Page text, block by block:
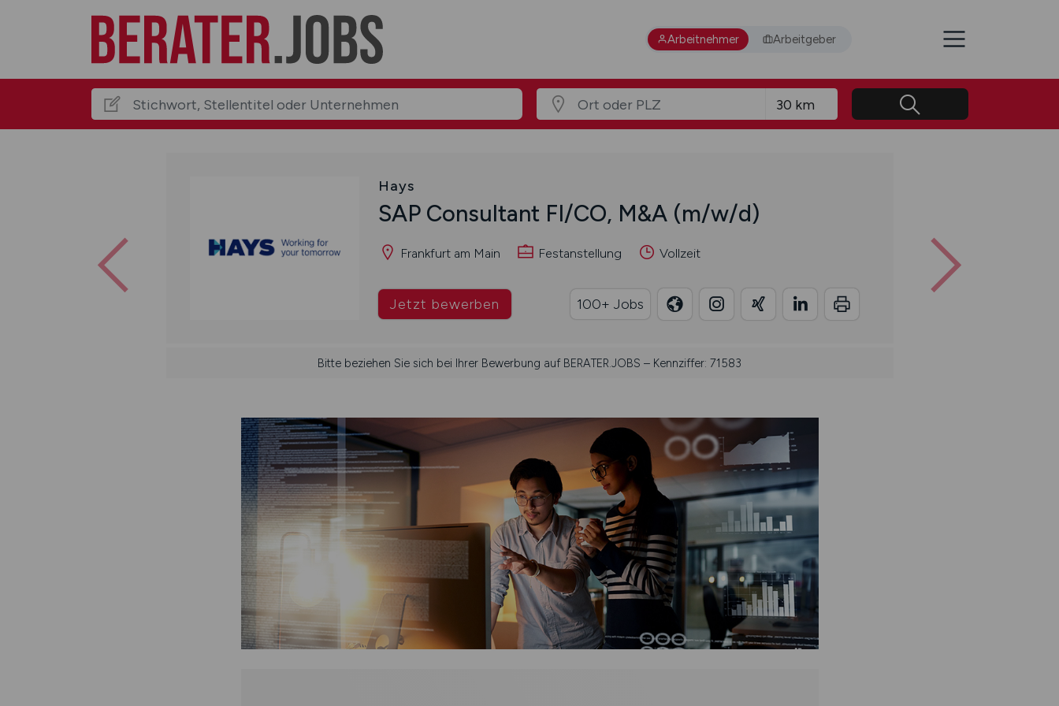
Arbeitnehmer Arbeitgeber
Hays
SAP Consultant FI/CO, M&A (m/w/d)
Frankfurt am Main Festanstellung Vollzeit
Jetzt bewerben 100+ Jobs
Bitte beziehen Sie sich bei Ihrer Bewerbung auf BERATER.JOBS – Kennziffer: 71583